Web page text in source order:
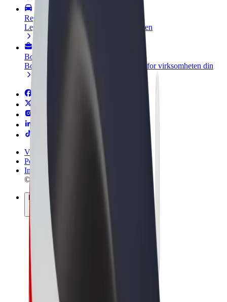
Registrer deg som flåteeier
Legg til flåten din i Bolt og øk inntekten
Bolt for Business
Bolt-produkter og tjenester oppskalert for virksomheten din
Vilkår og betingelser
Personvern
Informasjonskapsler
© 2026 Bolt Technology OÜ
Produkter
Turer
Sparkesykler
Bolt Market
Bolt Food
Bolt Drive